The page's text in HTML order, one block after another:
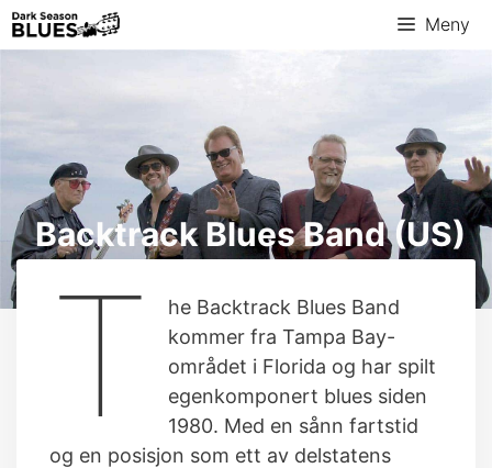
Hopp
til
Meny
Backtrack Blues Band (US)
T
he Backtrack Blues Band
kommer fra Tampa Bay-
området i Florida og har spilt
egenkomponert blues siden
1980. Med en sånn fartstid
og en posisjon som ett av delstatens